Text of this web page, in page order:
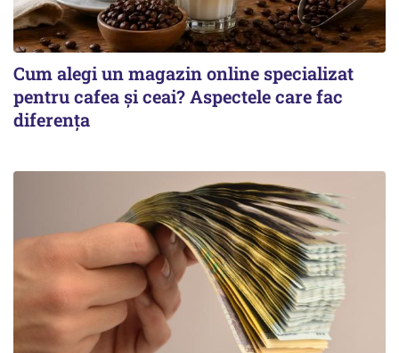
Cum alegi un magazin online specializat
pentru cafea și ceai? Aspectele care fac
diferența